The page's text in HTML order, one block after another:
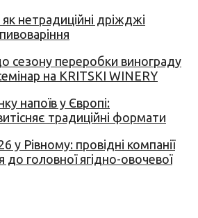
нетрадиційні дріжджі
сезону переробки винограду
на KRITSKI WINERY
напоїв у Європі:
традиційні формати
у Рівному: провідні компанії
до головної ягідно-овочевої